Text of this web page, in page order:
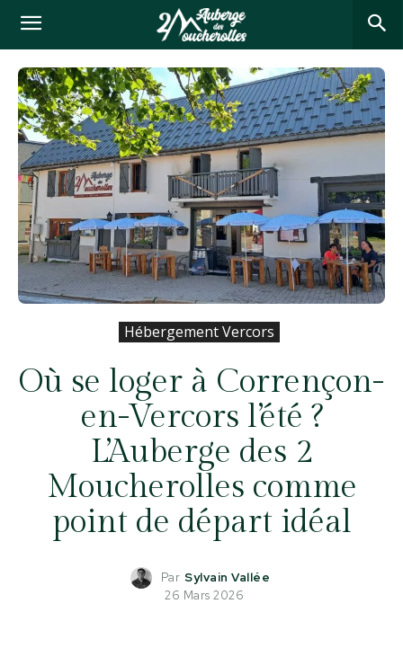
Hébergement Vercors
Où se loger à Corrençon-
en-Vercors l’été ?
L’Auberge des 2
Moucherolles comme
point de départ idéal
Par Sylvain Vallée
26 Mars 2026